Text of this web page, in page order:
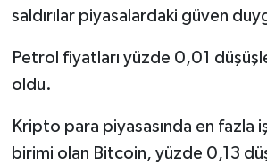
saldırılar piyasalardaki güven
Petrol fiyatları yüzde 0,01
oldu.
Kripto para piyasasında en fazla
birimi olan Bitcoin, yüzde 0,13